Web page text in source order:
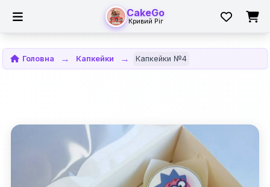
CakeGo
Кривий Ріг
Головна Капкейки Капкейки №4